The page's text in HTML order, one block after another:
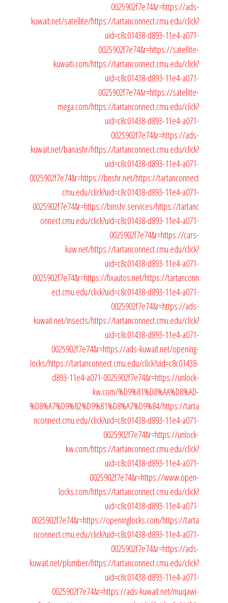
0025902f7e74&r=https://ads-
kuwait.net/satellite/https://tartanconnect.cmu.edu/click?
uid=c8c01438-d893-11e4-a071-
0025902f7e74&r=https://satellite-
kuwaiti.com/https://tartanconnect.cmu.edu/click?
uid=c8c01438-d893-11e4-a071-
0025902f7e74&r=https://satellite-
mega.com/https://tartanconnect.cmu.edu/click?
uid=c8c01438-d893-11e4-a071-
0025902f7e74&r=https://ads-
kuwait.net/banashr/https://tartanconnect.cmu.edu/click?
uid=c8c01438-d893-11e4-a071-
0025902f7e74&r=https://bnshr.net/https://tartanconnect
.cmu.edu/click?uid=c8c01438-d893-11e4-a071-
0025902f7e74&r=https://binshr.services/https://tartanc
onnect.cmu.edu/click?uid=c8c01438-d893-11e4-a071-
0025902f7e74&r=https://cars-
kuw.net/https://tartanconnect.cmu.edu/click?
uid=c8c01438-d893-11e4-a071-
0025902f7e74&r=https://fixautos.net/https://tartanconn
ect.cmu.edu/click?uid=c8c01438-d893-11e4-a071-
0025902f7e74&r=https://ads-
kuwait.net/insects/https://tartanconnect.cmu.edu/click?
uid=c8c01438-d893-11e4-a071-
0025902f7e74&r=https://ads-kuwait.net/opening-
locks/https://tartanconnect.cmu.edu/click?uid=c8c01438-
d893-11e4-a071-0025902f7e74&r=https://unlock-
kw.com/%D9%81%D8%AA%D8%AD-
%D8%A7%D9%82%D9%81%D8%A7%D9%84/https://tarta
nconnect.cmu.edu/click?uid=c8c01438-d893-11e4-a071-
0025902f7e74&r=https://unlock-
kw.com/https://tartanconnect.cmu.edu/click?
uid=c8c01438-d893-11e4-a071-
0025902f7e74&r=https://www.open-
locks.com/https://tartanconnect.cmu.edu/click?
uid=c8c01438-d893-11e4-a071-
0025902f7e74&r=https://openinglocks.com/https://tarta
nconnect.cmu.edu/click?uid=c8c01438-d893-11e4-a071-
0025902f7e74&r=https://ads-
kuwait.net/plumber/https://tartanconnect.cmu.edu/click?
uid=c8c01438-d893-11e4-a071-
0025902f7e74&r=https://ads-kuwait.net/muqawi-